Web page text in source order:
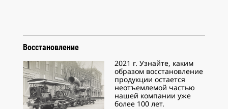
Восстановление
2021 г. Узнайте, каким
образом восстановление
продукции остается
неотъемлемой частью
нашей компании уже
более 100 лет.